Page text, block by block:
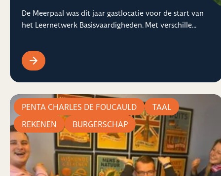
De Meerpaal was dit jaar gastlocatie voor de start van
het Leernetwerk Basisvaardigheden. Met verschille...
PENTA CHARLES DE FOUCAULD
TAAL
REKENEN
BURGERSCHAP